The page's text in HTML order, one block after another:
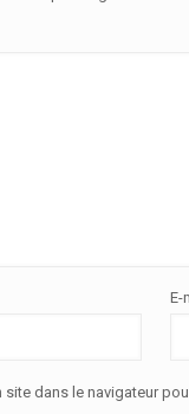
E-
dans le navigateur